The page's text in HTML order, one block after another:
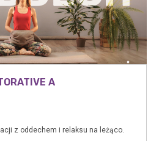
A
z oddechem i relaksu na leżąco.